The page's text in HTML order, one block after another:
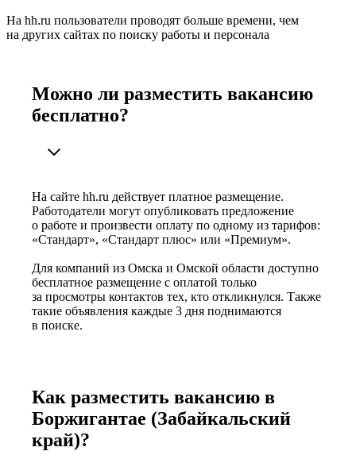
На hh.ru пользователи проводят больше времени, чем
на других сайтах по поиску работы и персонала
Можно ли разместить вакансию
бесплатно?
На сайте hh.ru действует платное размещение.
Работодатели могут опубликовать предложение
о работе и произвести оплату по одному из тарифов:
«Стандарт», «Стандарт плюс» или «Премиум».
Для компаний из Омска и Омской области доступно
бесплатное размещение с оплатой только
за просмотры контактов тех, кто откликнулся. Также
такие объявления каждые 3 дня поднимаются
в поиске.
Как разместить вакансию в
Боржигантае (Забайкальский
край)?